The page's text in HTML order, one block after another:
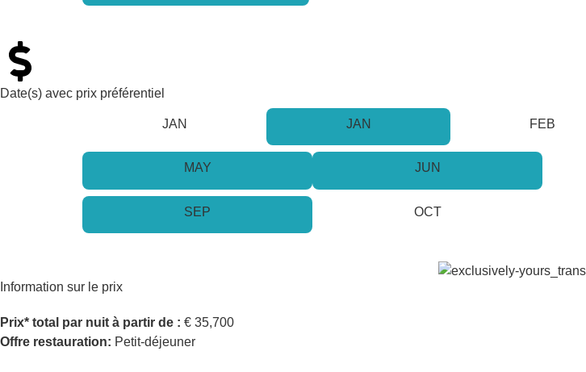
Date(s) avec prix préférentiel
JAN JAN FEB
MAY JUN
SEP OCT
Information sur le prix
Prix* total par nuit à partir de : € 35,700
Offre restauration: Petit-déjeuner